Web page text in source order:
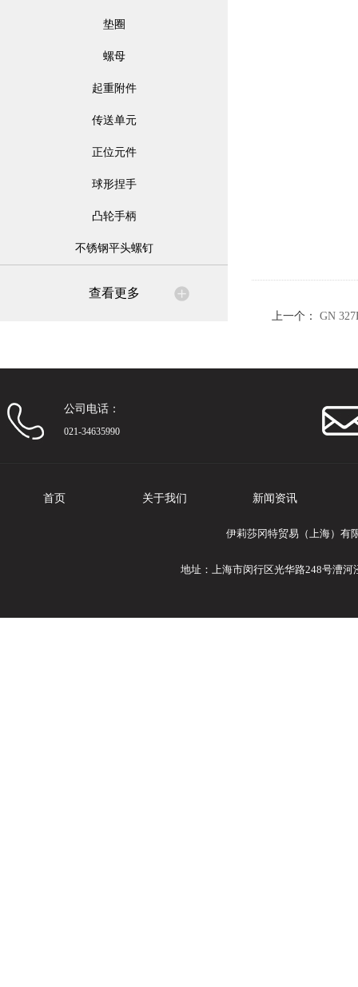
垫圈
螺母
起重附件
传送单元
正位元件
球形捏手
凸轮手柄
不锈钢平头螺钉
查看更多
上一个： GN
公司电话：
021-34635990
首页 关于我们 新闻资讯
伊莉莎冈特贸易（上海）有
地址：上海市闵行区光华路248号漕